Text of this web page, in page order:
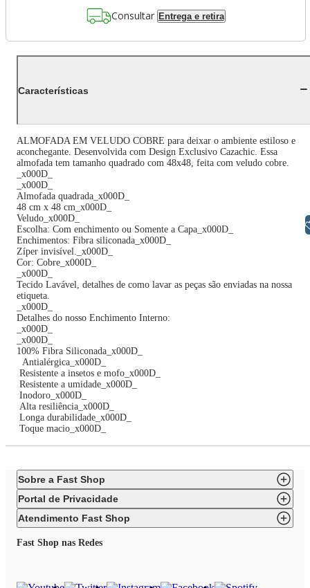
Consultar Entrega e retira
Características
ALMOFADA EM VELUDO COBRE para deixar o ambiente estiloso e
aconchegante. Desenvolvida com Design Exclusivo Cazachic. Essa
almofada tem tamanho quadrado com 48x48, feita com veludo cobre.
_x000D_
_x000D_
Almofada quadrada_x000D_
48 cm x 48 cm_x000D_
Veludo_x000D_
Escolha: Com enchimento ou Somente a Capa_x000D_
Enchimentos: Fibra siliconada_x000D_
Zíper invisível._x000D_
Cor: Cobre_x000D_
_x000D_
Tecido Lavável, detalhes de como lavar as peças são enviadas na nossa
etiqueta.
_x000D_
Detalhes do nosso Enchimento Interno:
_x000D_
_x000D_
100% Fibra Siliconada_x000D_
Antialérgica_x000D_
Resistente a insetos e mofo_x000D_
Resistente a umidade_x000D_
Inodoro_x000D_
Alta resiliência_x000D_
Longa durabilidade_x000D_
Toque macio_x000D_
Sobre a Fast Shop
Portal de Privacidade
Atendimento Fast Shop
Fast Shop nas Redes